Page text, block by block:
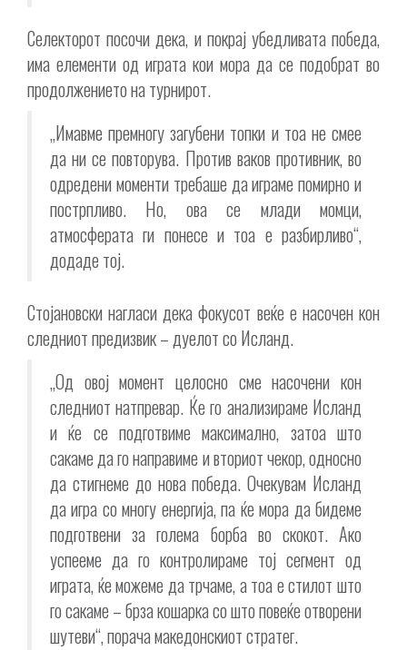
Селекторот посочи дека, и покрај убедливата победа,
има елементи од играта кои мора да се подобрат во
продолжението на турнирот.
„Имавме премногу загубени топки и тоа не смее
да ни се повторува. Против ваков противник, во
одредени моменти требаше да играме помирно и
пострпливо. Но, ова се млади момци,
атмосферата ги понесе и тоа е разбирливо“,
додаде тој.
Стојановски нагласи дека фокусот веќе е насочен кон
следниот предизвик – дуелот со Исланд.
„Од овој момент целосно сме насочени кон
следниот натпревар. Ќе го анализираме Исланд
и ќе се подготвиме максимално, затоа што
сакаме да го направиме и вториот чекор, односно
да стигнеме до нова победа. Очекувам Исланд
да игра со многу енергија, па ќе мора да бидеме
подготвени за голема борба во скокот. Ако
успееме да го контролираме тој сегмент од
играта, ќе можеме да трчаме, а тоа е стилот што
го сакаме – брза кошарка со што повеќе отворени
шутеви“, порача македонскиот стратег.